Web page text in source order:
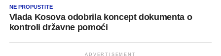
NE PROPUSTITE
Vlada Kosova odobrila koncept dokumenta o
kontroli državne pomoći
ADVERTISEMENT